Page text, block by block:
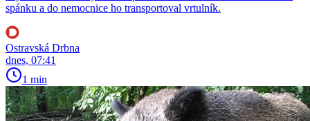
spánku a do nemocnice ho transportoval vrtulník.
Ostravská Drbna
dnes, 07:41
1 min